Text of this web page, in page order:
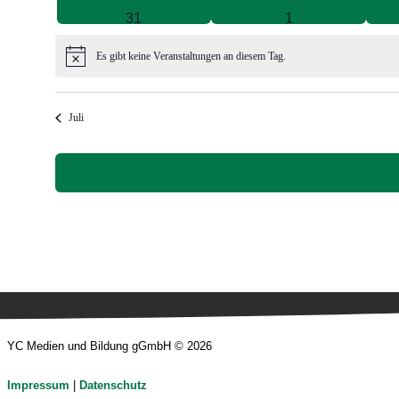
0
31
0
1
HinweisEs gibt keine Veranstaltungen an diesem Tag.
Juli
YC Medien und Bildung gGmbH © 2026
Impressum Datenschutz